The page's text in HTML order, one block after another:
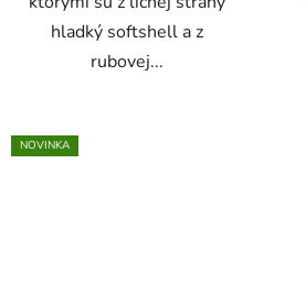
hladký softshell a z
rubovej...
NOVINKA